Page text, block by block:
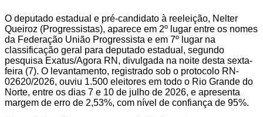
O deputado estadual e pré-candidato à reeleição, Nelter
Queiroz (Progressistas), aparece em 2º lugar entre os nomes
da Federação União Progressista e em 7º lugar na
classificação geral para deputado estadual, segundo
pesquisa Exatus/Agora RN, divulgada na noite desta sexta-
feira (7). O levantamento, registrado sob o protocolo RN-
02620/2026, ouviu 1.500 eleitores em todo o Rio Grande do
Norte, entre os dias 7 e 10 de julho de 2026, e apresenta
margem de erro de 2,53%, com nível de confiança de 95%.